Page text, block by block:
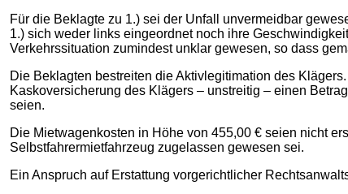
Für die Beklagte zu 1.) sei der Unfall unvermeidbar
1.) sich weder links eingeordnet noch ihre
Verkehrssituation zumindest unklar gewesen, so dass
Die Beklagten bestreiten die Aktivlegitimation des
Kaskoversicherung des Klägers – unstreitig – einen
seien.
Die Mietwagenkosten in Höhe von 455,00 € seien nicht
Selbstfahrermietfahrzeug zugelassen gewesen sei.
Ein Anspruch auf Erstattung vorgerichtlicher